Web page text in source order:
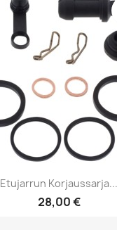
Etujarrun Korjaussarja...
28,00 €